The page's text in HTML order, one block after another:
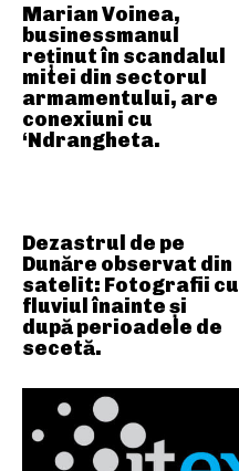
Marian Voinea,
businessmanul
reținut în scandalul
mitei din sectorul
armamentului, are
conexiuni cu
‘Ndrangheta.
Dezastrul de pe
Dunăre observat din
satelit: Fotografii cu
fluviul înainte și
după perioadele de
secetă.